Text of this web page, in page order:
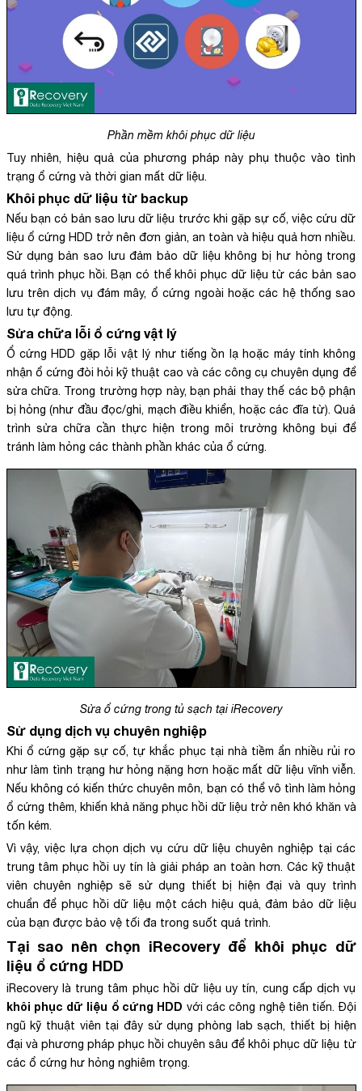
Phần mềm khôi phục dữ liệu
Tuy nhiên, hiệu quả của phương pháp này phụ thuộc vào tình
trạng ổ cứng và thời gian mất dữ liệu.
Khôi phục dữ liệu từ backup
Nếu bạn có bản sao lưu dữ liệu trước khi gặp sự cố, việc cứu dữ
liệu ổ cứng HDD trở nên đơn giản, an toàn và hiệu quả hơn nhiều.
Sử dụng bản sao lưu đảm bảo dữ liệu không bị hư hỏng trong
quá trình phục hồi. Bạn có thể khôi phục dữ liệu từ các bản sao
lưu trên dịch vụ đám mây, ổ cứng ngoài hoặc các hệ thống sao
lưu tự động.
Sửa chữa lỗi ổ cứng vật lý
Ổ cứng HDD gặp lỗi vật lý như tiếng ồn lạ hoặc máy tính không
nhận ổ cứng đòi hỏi kỹ thuật cao và các công cụ chuyên dụng để
sửa chữa. Trong trường hợp này, bạn phải thay thế các bộ phận
bị hỏng (như đầu đọc/ghi, mạch điều khiển, hoặc các đĩa từ). Quá
trình sửa chữa cần thực hiện trong môi trường không bụi để
tránh làm hỏng các thành phần khác của ổ cứng.
Sửa ổ cứng trong tủ sạch tại iRecovery
Sử dụng dịch vụ chuyên nghiệp
Khi ổ cứng gặp sự cố, tự khắc phục tại nhà tiềm ẩn nhiều rủi ro
như làm tình trạng hư hỏng nặng hơn hoặc mất dữ liệu vĩnh viễn.
Nếu không có kiến thức chuyên môn, bạn có thể vô tình làm hỏng
ổ cứng thêm, khiến khả năng phục hồi dữ liệu trở nên khó khăn và
tốn kém.
Vì vậy, việc lựa chọn dịch vụ cứu dữ liệu chuyên nghiệp tại các
trung tâm phục hồi uy tín là giải pháp an toàn hơn. Các kỹ thuật
viên chuyên nghiệp sẽ sử dụng thiết bị hiện đại và quy trình
chuẩn để phục hồi dữ liệu một cách hiệu quả, đảm bảo dữ liệu
của bạn được bảo vệ tối đa trong suốt quá trình.
Tại sao nên chọn iRecovery để khôi phục dữ
liệu ổ cứng HDD
iRecovery là trung tâm phục hồi dữ liệu uy tín, cung cấp dịch vụ
khôi phục dữ liệu ổ cứng HDD với các công nghệ tiên tiến. Đội
ngũ kỹ thuật viên tại đây sử dụng phòng lab sạch, thiết bị hiện
đại và phương pháp phục hồi chuyên sâu để khôi phục dữ liệu từ
các ổ cứng hư hỏng nghiêm trọng.